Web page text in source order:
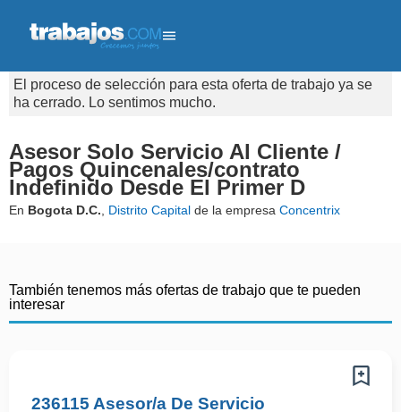
El proceso de selección para esta oferta de trabajo ya se
ha cerrado. Lo sentimos mucho.
Asesor Solo Servicio Al Cliente /
Pagos Quincenales/contrato
Indefinido Desde El Primer D
En Bogota D.C. Distrito Capital de la empresa Concentrix
También tenemos más ofertas de trabajo que te pueden
interesar
236115 Asesor/a De Servicio